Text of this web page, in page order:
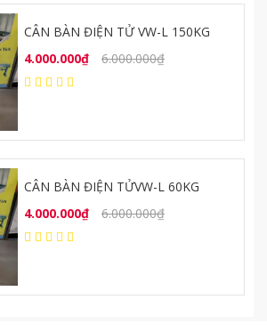
CÂN BÀN ĐIỆN TỬ VW-L 150KG
4.000.000₫
6.000.000₫
CÂN BÀN ĐIỆN TỬVW-L 60KG
4.000.000₫
6.000.000₫